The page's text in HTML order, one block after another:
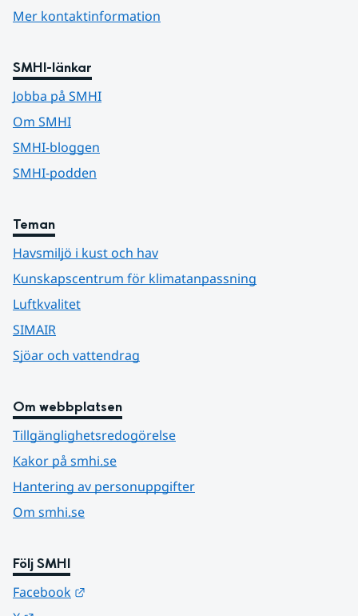
Mer kontaktinformation
SMHI-länkar
Jobba på SMHI
Om SMHI
SMHI-bloggen
SMHI-podden
Teman
Havsmiljö i kust och hav
Kunskapscentrum för klimatanpassning
Luftkvalitet
SIMAIR
Sjöar och vattendrag
Om webbplatsen
Tillgänglighetsredogörelse
Kakor på smhi.se
Hantering av personuppgifter
Om smhi.se
Följ SMHI
Facebook